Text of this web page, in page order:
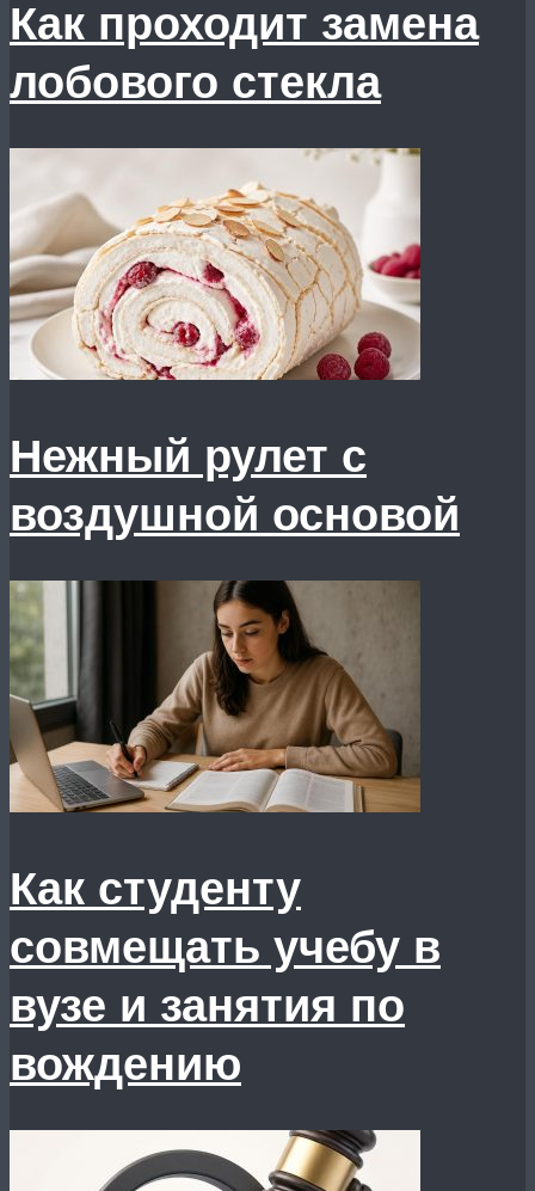
Как проходит замена
лобового стекла
Нежный рулет с
воздушной основой
Как студенту
совмещать учебу в
вузе и занятия по
вождению